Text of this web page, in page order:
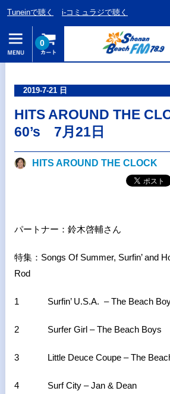
Tuneinで聴く i-コミュラジで聴く
0
2019-7-21 日
HITS AROUND THE
60’s 7月21日
HITS AROUND THE CLOCK
パートナー：鈴木啓輔さん
特集： Songs Of Summer, Surfin’ and
Rod
1 Surfin’ U.S.A. – The Beach
2 Surfer Girl – The Beach Boys
3 Little Deuce Coupe – The
4 Surf City – Jan & Dean